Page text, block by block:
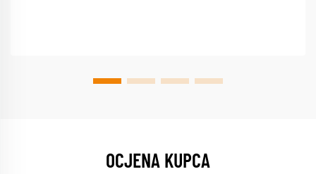
OCJENA KUPCA